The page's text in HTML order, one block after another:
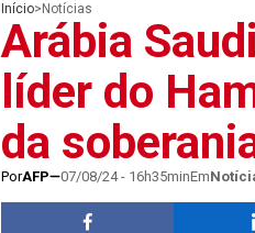
Início> Notícias
Arábia
líder do
da
PorAFP 07/08/24 - 16h35minEm